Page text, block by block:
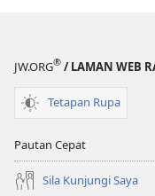
JW.ORG® / LAMAN WEB
Tetapan Rupa
Pautan Cepat
Sila Kunjungi Saya